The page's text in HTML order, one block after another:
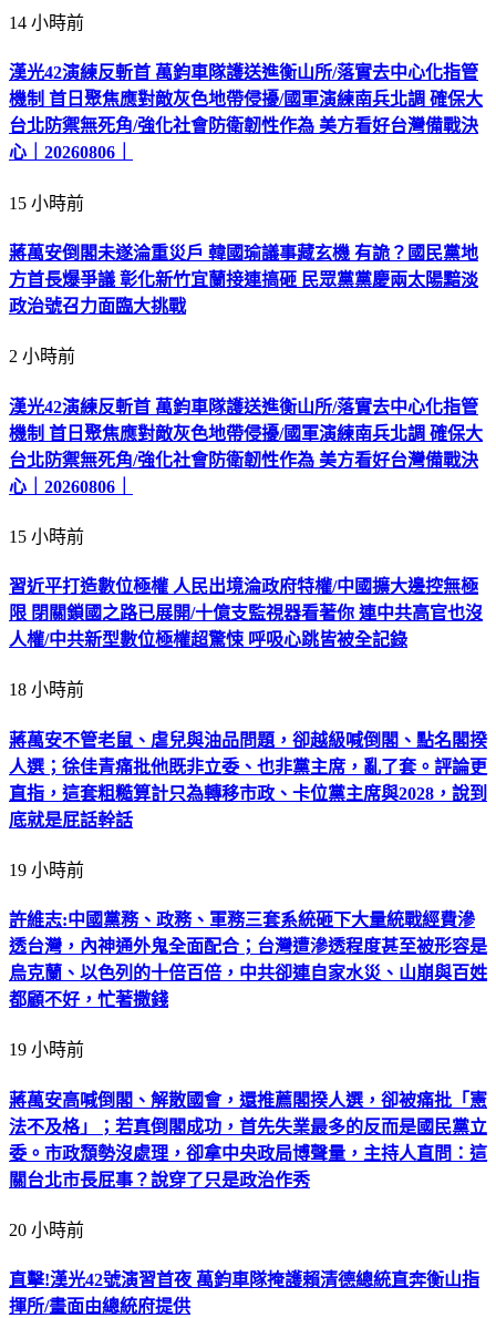
14 小時前
漢光42演練反斬首 萬鈞車隊護送進衡山所/落實去中心化指管
機制 首日聚焦應對敵灰色地帶侵擾/國軍演練南兵北調 確保大
台北防禦無死角/強化社會防衛韌性作為 美方看好台灣備戰決
心｜20260806｜
15 小時前
蔣萬安倒閣未遂淪重災戶 韓國瑜議事藏玄機 有詭？國民黨地
方首長爆爭議 彰化新竹宜蘭接連搞砸 民眾黨黨慶兩太陽黯淡
政治號召力面臨大挑戰
2 小時前
漢光42演練反斬首 萬鈞車隊護送進衡山所/落實去中心化指管
機制 首日聚焦應對敵灰色地帶侵擾/國軍演練南兵北調 確保大
台北防禦無死角/強化社會防衛韌性作為 美方看好台灣備戰決
心｜20260806｜
15 小時前
習近平打造數位極權 人民出境淪政府特權/中國擴大邊控無極
限 閉關鎖國之路已展開/十億支監視器看著你 連中共高官也沒
人權/中共新型數位極權超驚悚 呼吸心跳皆被全記錄
18 小時前
蔣萬安不管老鼠、虐兒與油品問題，卻越級喊倒閣、點名閣揆
人選；徐佳青痛批他既非立委、也非黨主席，亂了套。評論更
直指，這套粗糙算計只為轉移市政、卡位黨主席與2028，說到
底就是屁話幹話
19 小時前
許維志:中國黨務、政務、軍務三套系統砸下大量統戰經費滲
透台灣，內神通外鬼全面配合；台灣遭滲透程度甚至被形容是
烏克蘭、以色列的十倍百倍，中共卻連自家水災、山崩與百姓
都顧不好，忙著撒錢
19 小時前
蔣萬安高喊倒閣、解散國會，還推薦閣揆人選，卻被痛批「憲
法不及格」；若真倒閣成功，首先失業最多的反而是國民黨立
委。市政頹勢沒處理，卻拿中央政局博聲量，主持人直問：這
關台北市長屁事？說穿了只是政治作秀
20 小時前
直擊!漢光42號演習首夜 萬鈞車隊掩護賴清德總統直奔衡山指
揮所/畫面由總統府提供